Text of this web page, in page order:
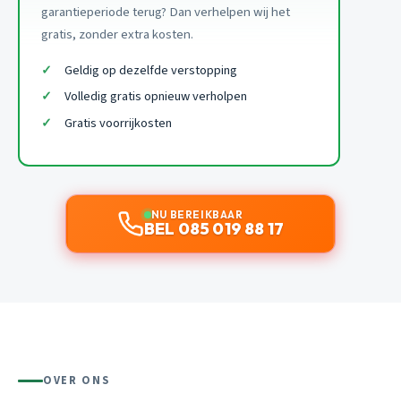
garantieperiode terug? Dan verhelpen wij het
gratis, zonder extra kosten.
Geldig op dezelfde verstopping
Volledig gratis opnieuw verholpen
Gratis voorrijkosten
NU BEREIKBAAR
BEL 085 019 88 17
OVER ONS